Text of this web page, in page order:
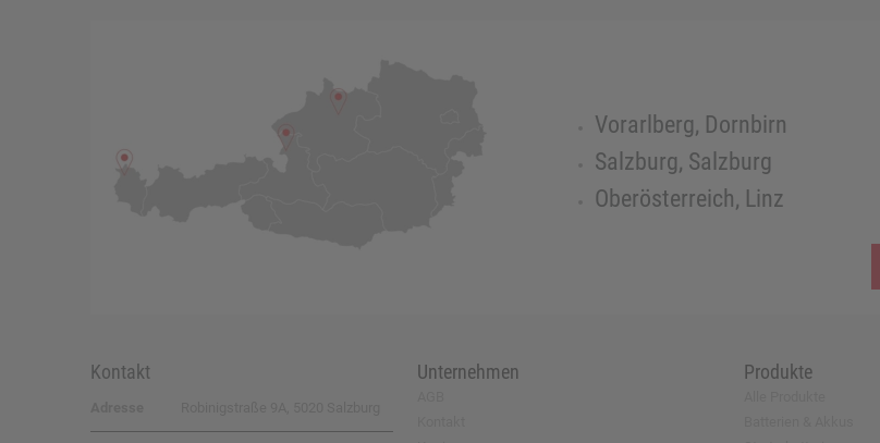
Vorarlberg, Dornbirn
Salzburg, Salzburg
Oberösterreich, Linz
Kontakt Unternehmen Produkte